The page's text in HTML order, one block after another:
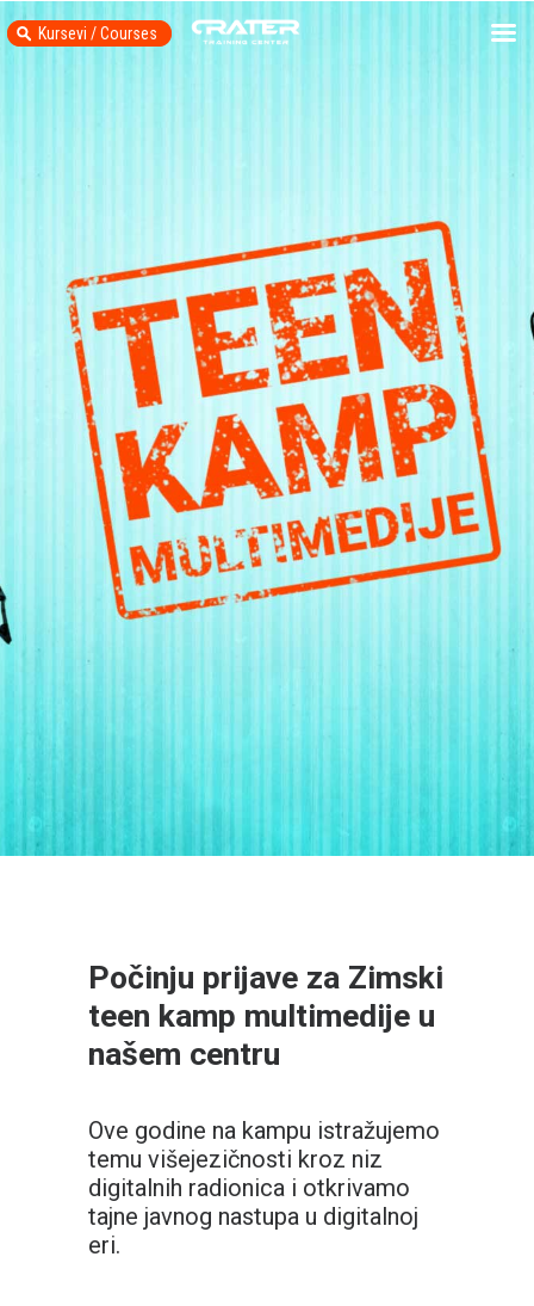
Počinju prijave za Zimski
teen kamp multimedije u
našem centru
Ove godine na kampu istražujemo
temu višejezičnosti kroz niz
digitalnih radionica i otkrivamo
tajne javnog nastupa u digitalnoj
eri.
Kursevi / Courses